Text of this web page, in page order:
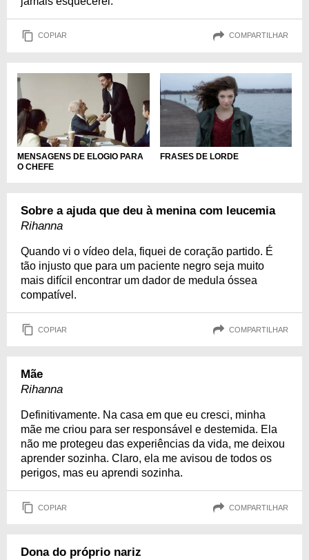
COPIAR COMPARTILHAR
MENSAGENS DE ELOGIO PARA
O CHEFE
FRASES DE LORDE
Sobre a ajuda que deu à menina com leucemia
Rihanna
Quando vi o vídeo dela, fiquei de coração partido. É
tão injusto que para um paciente negro seja muito
mais difícil encontrar um dador de medula óssea
compatível.
COPIAR COMPARTILHAR
Mãe
Rihanna
Definitivamente. Na casa em que eu cresci, minha
mãe me criou para ser responsável e destemida. Ela
não me protegeu das experiências da vida, me deixou
aprender sozinha. Claro, ela me avisou de todos os
perigos, mas eu aprendi sozinha.
COPIAR COMPARTILHAR
Dona do próprio nariz